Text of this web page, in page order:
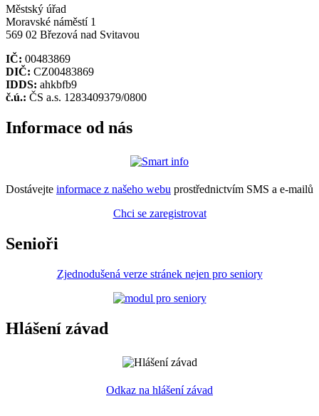
Městský úřad
Moravské náměstí 1
569 02 Březová nad Svitavou
IČ: 00483869
DIČ: CZ00483869
IDDS: ahkbfb9
č.ú.: ČS a.s. 1283409379/0800
Informace od nás
Dostávejte informace z našeho webu prostřednictvím SMS a e-mailů
Chci se zaregistrovat
Senioři
Zjednodušená verze stránek nejen pro seniory
Hlášení závad
Odkaz na hlášení závad